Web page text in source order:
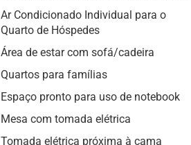
Ar Condicionado Individual para o
Quarto de Hóspedes
Área de estar com sofá/cadeira
Quartos para famílias
Espaço pronto para uso de notebook
Mesa com tomada elétrica
Tomada elétrica próxima à cama